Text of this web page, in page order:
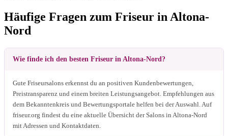
Häufige Fragen zum Friseur in Altona-
Nord
Wie finde ich den besten Friseur in Altona-Nord?
Gute Friseursalons erkennst du an positiven Kundenbewertungen,
Preistransparenz und einem breiten Leistungsangebot. Empfehlungen aus
dem Bekanntenkreis und Bewertungsportale helfen bei der Auswahl. Auf
friseur.org findest du eine aktuelle Übersicht der Salons in Altona-Nord
mit Adressen und Kontaktdaten.